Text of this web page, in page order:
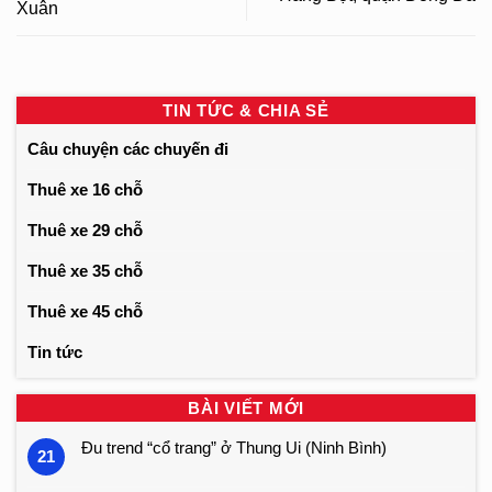
Xuân
TIN TỨC & CHIA SẺ
Câu chuyện các chuyến đi
Thuê xe 16 chỗ
Thuê xe 29 chỗ
Thuê xe 35 chỗ
Thuê xe 45 chỗ
Tin tức
BÀI VIẾT MỚI
21 Đu trend “cổ trang” ở Thung Ui (Ninh Bình)